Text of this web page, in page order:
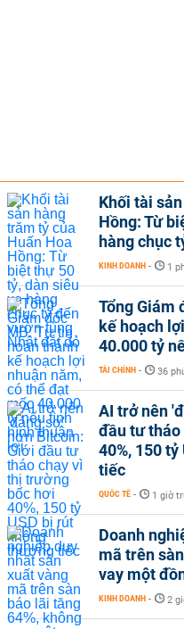
Khối tài
Hồng: Từ
hàng chục
KINH DOANH - 1
Tổng Giám
kế hoạch
40.000 tỷ
TÀI CHÍNH - 36
AI trở nên
đầu tư
40%, 150
tiếc
QUỐC TẾ - 1 giờ
Doanh
mã trên
vay một
KINH DOANH - 2